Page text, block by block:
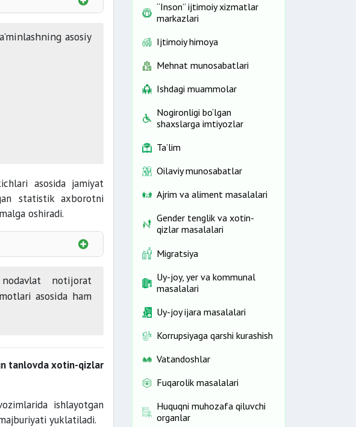
asosiy
asosida jamiyat
statistik axborotni
oshiradi.
notijorat
asosida ham
tanlovda xotin-qizlar
ishlayotgan
yuklatiladi.
“Inson” ijtimoiy xizmatlar
markazlari
Ijtimoiy himoya
Mehnat munosabatlari
Ishdagi muammolar
Nogironligi bo‘lgan
shaxslarga imtiyozlar
Ta’lim
Oilaviy munosabatlar
Ajrim va aliment masalalari
Gender tenglik va xotin-
qizlar masalalari
Migratsiya
Uy-joy, yer va kommunal
masalalari
Uy-joy ijara masalalari
Korrupsiyaga qarshi kurashish
Vatandoshlar
Fuqarolik masalalari
Huquqni muhozafa qiluvchi
organlar